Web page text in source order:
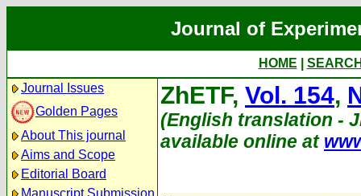
Journal of
HOME
Journal Issues
Golden Pages
About This journal
Aims and Scope
Editorial Board
Manuscript Submission
ZhETF, Vol. 154,
(English translation -
available online at